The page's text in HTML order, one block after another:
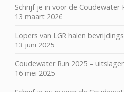
Schrijf je in voor de Coudewater
13 maart 2026
Lopers van LGR halen
13 juni 2025
Coudewater Run 2025 –
16 mei 2025